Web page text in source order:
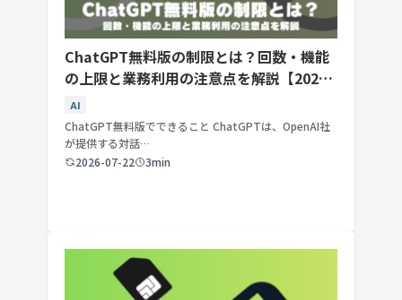
ChatGPT無料版の制限とは？回数・機能
の上限と業務利用の注意点を解説【2026
年最新】
AI
ChatGPT無料版でできること ChatGPTは、OpenAI社
が提供する対話…
2026-07-22
3min